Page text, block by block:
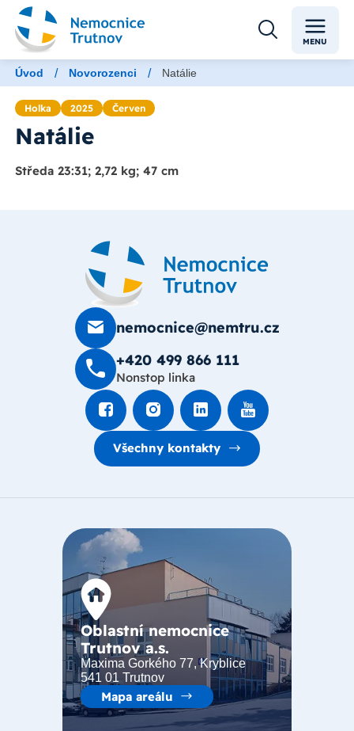
MENU
Úvod / Novorozenci / Natálie
Holka 2025 Červen
Natálie
Středa 23:31; 2,72 kg; 47 cm
nemocnice@nemtru.cz
+420 499 8­66 111
Nonstop linka
Všechny kontakty
Oblastní nemocnice
Trutnov a.s.
Maxima Gorkého 77, Kryblice
541 01 Trutnov
Mapa areálu